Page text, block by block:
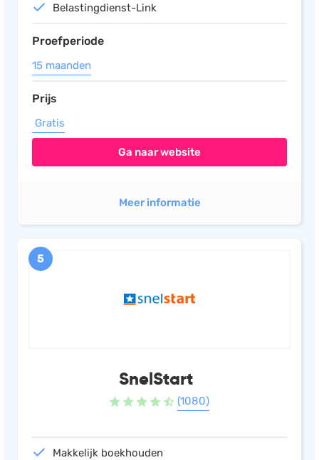
Belastingdienst-Link
Proefperiode
15 maanden
Prijs
Gratis
Ga naar website
Meer informatie
5
SnelStart
(1080)
Makkelijk boekhouden